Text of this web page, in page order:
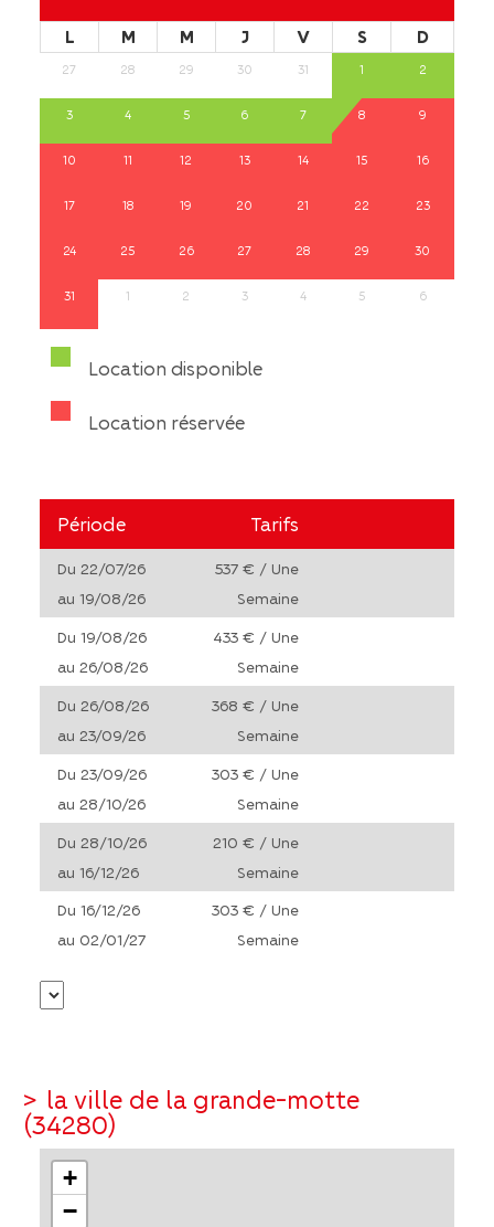
L M M J V S D
27 28 29 30 31 1 2
3 4 5 6 7 8 9
10 11 12 13 14 15 16
17 18 19 20 21 22 23
24 25 26 27 28 29 30
31 1 2 3 4 5 6
Location disponible
Location réservée
Période Tarifs
Du 22/07/26
au 19/08/26
537 € / Une
Semaine
Du 19/08/26
au 26/08/26
433 € / Une
Semaine
Du 26/08/26
au 23/09/26
368 € / Une
Semaine
Du 23/09/26
au 28/10/26
303 € / Une
Semaine
Du 28/10/26
au 16/12/26
210 € / Une
Semaine
Du 16/12/26
au 02/01/27
303 € / Une
Semaine
> la ville de la grande-motte
(34280)
+
−